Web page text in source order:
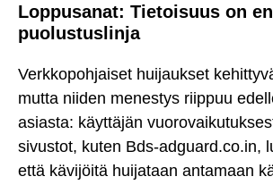
Loppusanat: Tietoisuus on
puolustuslinja
Verkkopohjaiset huijaukset
mutta niiden menestys riippuu
asiasta: käyttäjän
sivustot, kuten Bds-adguard.co.in,
että kävijöitä huijataan antamaan